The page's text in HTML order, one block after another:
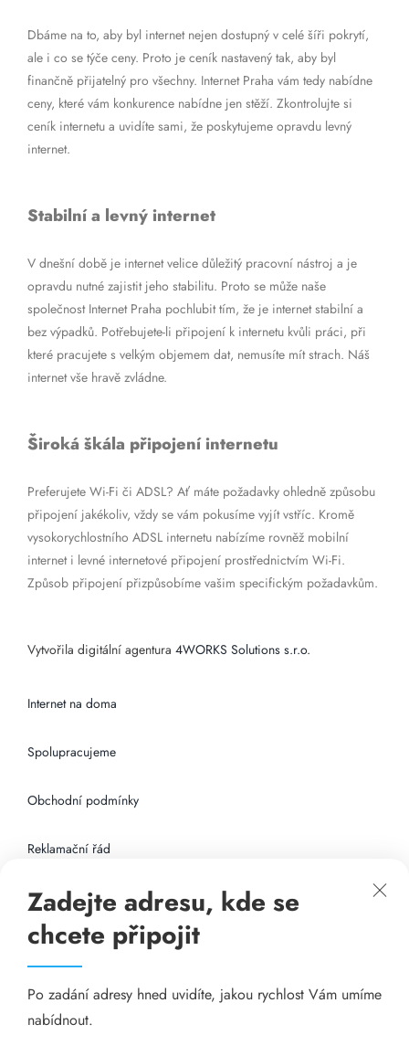
Dbáme na to, aby byl internet nejen dostupný v celé šíři pokrytí,
ale i co se týče ceny. Proto je ceník nastavený tak, aby byl
finančně přijatelný pro všechny. Internet Praha vám tedy nabídne
ceny, které vám konkurence nabídne jen stěží. Zkontrolujte si
ceník internetu a uvidíte sami, že poskytujeme opravdu levný
internet.
Stabilní a levný internet
V dnešní době je internet velice důležitý pracovní nástroj a je
opravdu nutné zajistit jeho stabilitu. Proto se může naše
společnost Internet Praha pochlubit tím, že je internet stabilní a
bez výpadků. Potřebujete-li připojení k internetu kvůli práci, při
které pracujete s velkým objemem dat, nemusíte mít strach. Náš
internet vše hravě zvládne.
Široká škála připojení internetu
Preferujete Wi-Fi či ADSL? Ať máte požadavky ohledně způsobu
připojení jakékoliv, vždy se vám pokusíme vyjít vstříc. Kromě
vysokorychlostního ADSL internetu nabízíme rovněž mobilní
internet i levné internetové připojení prostřednictvím Wi-Fi.
Způsob připojení přizpůsobíme vašim specifickým požadavkům.
Vytvořila digitální agentura 4WORKS Solutions s.r.o.
Internet na doma
Spolupracujeme
Obchodní podmínky
Reklamační řád
Připojení k internetu
Odkazy
Katalog A-seznam.cz
Zadejte adresu, kde se
chcete připojit
Po zadání adresy hned uvidíte, jakou rychlost Vám umíme
nabídnout.